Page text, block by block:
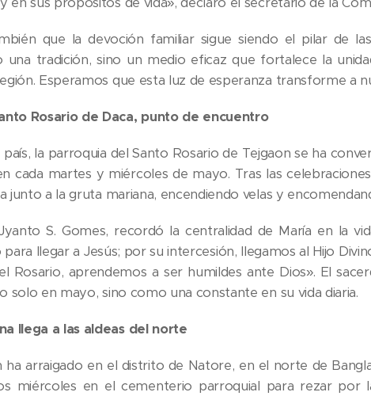
que la devoción familiar sigue siendo el pilar de
una tradición, sino un medio eficaz que fortalece la
Esperamos que esta luz de esperanza transforme a
Rosario de Daca, punto de encuentro
país, la parroquia del Santo Rosario de Tejgaon se ha
cada martes y miércoles de mayo. Tras las
junto a la gruta mariana, encendiendo velas y
S. Gomes, recordó la centralidad de María en la
llegar a Jesús; por su intercesión, llegamos al Hijo
Rosario, aprendemos a ser humildes ante Dios». El
solo en mayo, sino como una constante en su vida diaria.
llega a las aldeas del norte
ha arraigado en el distrito de Natore, en el norte de
miércoles en el cementerio parroquial para rezar por